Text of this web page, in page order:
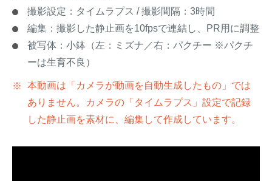
撮影設定：タイムラプス / 撮影間隔：3時間
編集：撮影した静止画を10fpsで連結し、PR用に調整
被写体：小鉢（左：ミズナ／右：パクチー ※パクチ
ーは生育不良）
本動画は「カメラが動画を自動生成したもの」では
ありません。カメラの「タイムラプス」設定で記録
した静止画を素材に、編集して作成しています。